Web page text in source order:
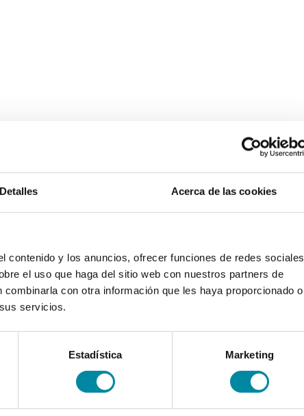
Detalles Acerca de las cookies
contenido y los anuncios, ofrecer funciones de redes sociales
el uso que haga del sitio web con nuestros partners de
con otra información que les haya proporcionado o
servicios.
Estadística Marketing